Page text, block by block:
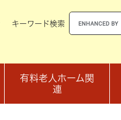
キーワード検索
有料老人ホーム関
連